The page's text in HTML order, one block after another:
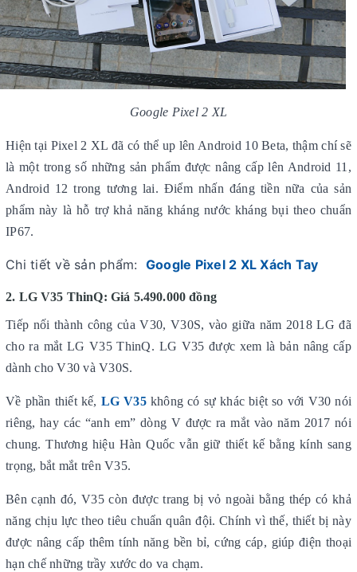
Google Pixel 2 XL
Hiện tại Pixel 2 XL đã có thể up lên Android 10 Beta, thậm chí sẽ
là một trong số những sản phẩm được nâng cấp lên Android 11,
Android 12 trong tương lai. Điểm nhấn đáng tiền nữa của sản
phẩm này là hỗ trợ khả năng kháng nước kháng bụi theo chuẩn
IP67.
Chi tiết về sản phẩm: Google Pixel 2 XL Xách Tay
2. LG V35 ThinQ: Giá 5.490.000 đồng
Tiếp nối thành công của V30, V30S, vào giữa năm 2018 LG đã
cho ra mắt LG V35 ThinQ. LG V35 được xem là bản nâng cấp
dành cho V30 và V30S.
Về phần thiết kế, LG V35không có sự khác biệt so với V30 nói
riêng, hay các “anh em” dòng V được ra mắt vào năm 2017 nói
chung. Thương hiệu Hàn Quốc vẫn giữ thiết kế bằng kính sang
trọng, bắt mắt trên V35.
Bên cạnh đó, V35 còn được trang bị vỏ ngoài bằng thép có khả
năng chịu lực theo tiêu chuẩn quân đội. Chính vì thế, thiết bị này
được nâng cấp thêm tính năng bền bỉ, cứng cáp, giúp điện thoại
hạn chế những trầy xước do va chạm.